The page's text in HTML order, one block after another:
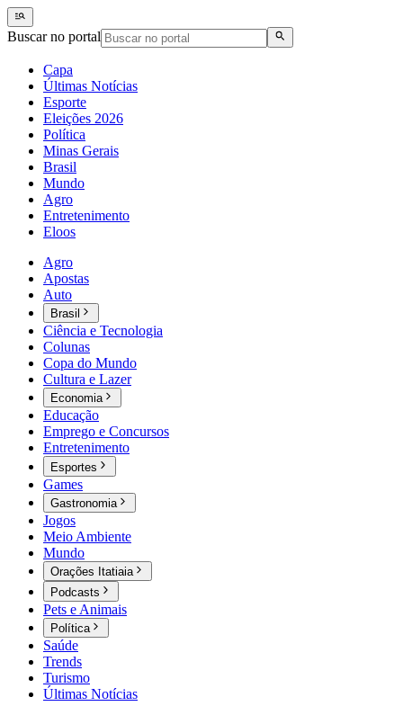
Buscar no portal
Capa
Últimas Notícias
Esporte
Eleições 2026
Política
Minas Gerais
Brasil
Mundo
Agro
Entretenimento
Eloos
Agro
Apostas
Auto
Brasil
Ciência e Tecnologia
Colunas
Copa do Mundo
Cultura e Lazer
Economia
Educação
Emprego e Concursos
Entretenimento
Esportes
Games
Gastronomia
Jogos
Meio Ambiente
Mundo
Orações Itatiaia
Podcasts
Pets e Animais
Política
Saúde
Trends
Turismo
Últimas Notícias